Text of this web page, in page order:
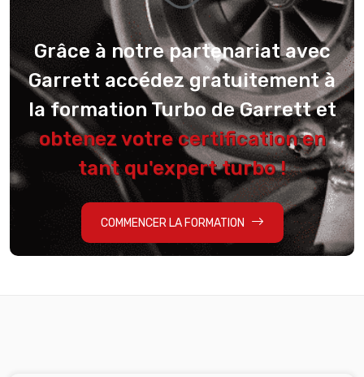
Grâce à notre partenariat avec
Garrett accédez gratuitement à
la formation Turbo de Garrett et
obtenez votre certification en
tant qu'expert turbo !
COMMENCER LA FORMATION